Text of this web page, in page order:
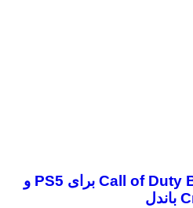
خرید بازی Call of Duty Black Ops 7 برای PS5 و